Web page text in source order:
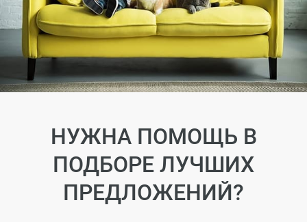
НУЖНА ПОМОЩЬ В
ПОДБОРЕ ЛУЧШИХ
ПРЕДЛОЖЕНИЙ?